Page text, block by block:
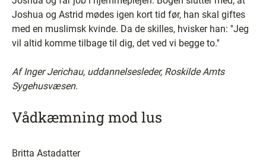
Joshua og Astrid mødes igen kort tid før, han skal giftes
med en muslimsk kvinde. Da de skilles, hvisker han: ''Jeg
vil altid komme tilbage til dig, det ved vi begge to.''
Af Inger Jerichau, uddannelsesleder, Roskilde Amts
Sygehusvæsen.
Vådkæmning mod lus
Britta Astadatter